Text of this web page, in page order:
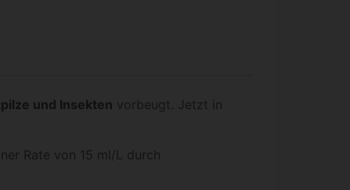
und Insekten vorbeugt. Jetzt in
Rate von 15 ml/L durch